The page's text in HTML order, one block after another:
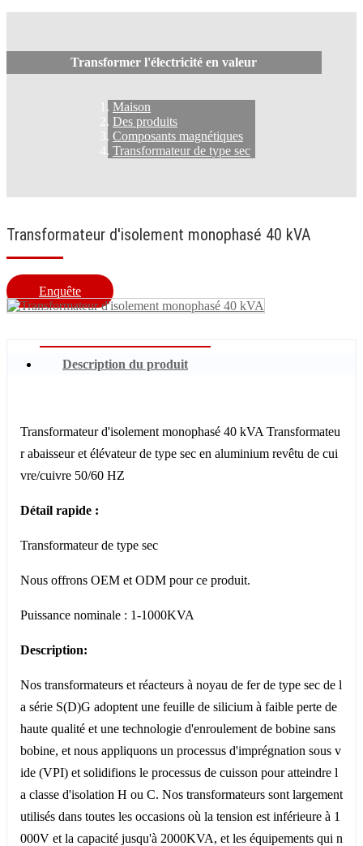
Transformer l'électricité en valeur
Maison
Des produits
Composants magnétiques
Transformateur de type sec
Transformateur d'isolement monophasé 40 kVA
Enquête
Description du produit
Transformateur d'isolement monophasé 40 kVA Transformateu
r abaisseur et élévateur de type sec en aluminium revêtu de cui
vre/cuivre 50/60 HZ
Détail rapide :
Transformateur de type sec
Nous offrons OEM et ODM pour ce produit.
Puissance nominale : 1-1000KVA
Description:
Nos transformateurs et réacteurs à noyau de fer de type sec de l
a série S(D)G adoptent une feuille de silicium à faible perte de
haute qualité et une technologie d'enroulement de bobine sans
bobine, et nous appliquons un processus d'imprégnation sous v
ide (VPI) et solidifions le processus de cuisson pour atteindre l
a classe d'isolation H ou C. Nos transformateurs sont largement
utilisés dans toutes les occasions où la tension est inférieure à 1
000V et la capacité jusqu'à 2000KVA, et les équipements qui n